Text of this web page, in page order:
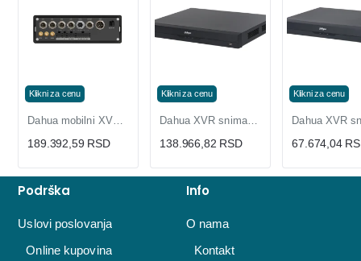
Klikni za cenu
189.392,59 RSD
Klikni za cenu
Dahua XVR snimač 32 kanala 4K sa prepoznavanjem lica
138.966,82 RSD
Klikni za cenu
67.674,04
Podrška
Uslovi poslovanja
Online kupovina
Info
O nama
Kontakt